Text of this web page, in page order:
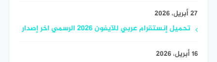
27 أبريل، 2026
تحميل إنستقرام عربي للآيفون 2026 الرسمي اخر إصدار
16 أبريل، 2026